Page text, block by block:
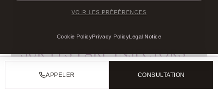
VOIR LES PRÉFÉRENCES
Cookie PolicyPrivacy PolicyLegal Notice
CORRECTION
QUESTIONS FRÉQUENTES
SUR LES FAKE INJECTORS
PARIS
Q : Comment savoir si la personne qui me
APPELER CONSULTATION